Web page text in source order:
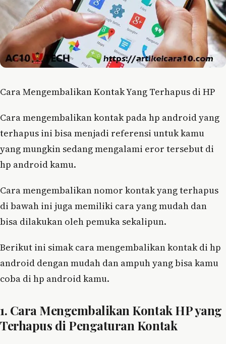
Cara Mengembalikan Kontak Yang Terhapus di HP
Cara mengembalikan kontak pada hp android yang
terhapus ini bisa menjadi referensi untuk kamu
yang mungkin sedang mengalami eror tersebut di
hp android kamu.
Cara mengembalikan nomor kontak yang terhapus
di bawah ini juga memiliki cara yang mudah dan
bisa dilakukan oleh pemuka sekalipun.
Berikut ini simak cara mengembalikan kontak di hp
android dengan mudah dan ampuh yang bisa kamu
coba di hp android kamu.
1. Cara Mengembalikan Kontak HP yang
Terhapus di Pengaturan Kontak